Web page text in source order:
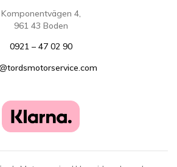
Komponentvägen 4,
961 43 Boden
0921 – 47 02 90